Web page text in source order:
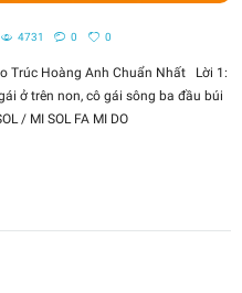
4731 0 0
Trúc Hoàng Anh Chuẩn Nhất Lời 1:
ở trên non, cô gái sông ba đầu búi
/ MI SOL FA MI DO